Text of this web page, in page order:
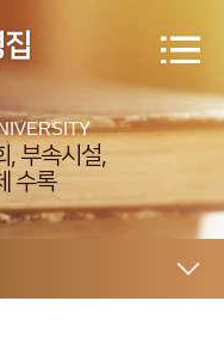
, 부속시설,
수록